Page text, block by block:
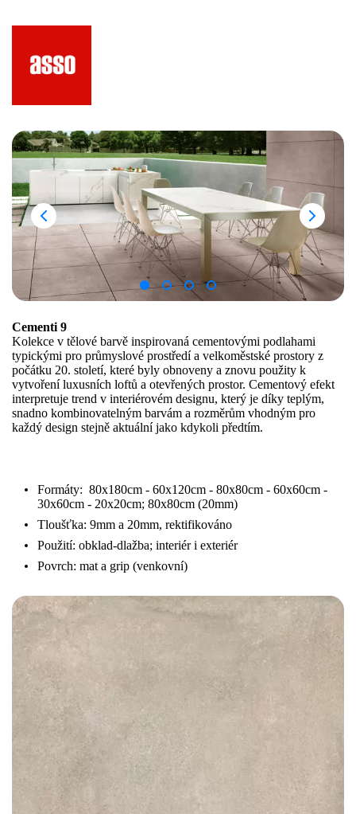
Cementi 9
Kolekce v tělové barvě inspirovaná cementovými podlahami
typickými pro průmyslové prostředí a velkoměstské prostory z
počátku 20. století, které byly obnoveny a znovu použity k
vytvoření luxusních loftů a otevřených prostor. Cementový efekt
interpretuje trend v interiérovém designu, který je díky teplým,
snadno kombinovatelným barvám a rozměrům vhodným pro
každý design stejně aktuální jako kdykoli předtím.
Formáty: 80x180cm - 60x120cm - 80x80cm - 60x60cm -
30x60cm - 20x20cm; 80x80cm (20mm)
Tloušťka: 9mm a 20mm, rektifikováno
Použití: obklad-dlažba; interiér i exteriér
Povrch: mat a grip (venkovní)